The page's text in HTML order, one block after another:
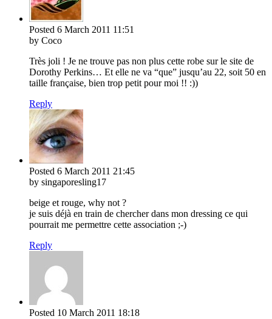
Posted 6 March 2011 11:51
by Coco
Très joli ! Je ne trouve pas non plus cette robe sur le site de
Dorothy Perkins… Et elle ne va “que” jusqu’au 22, soit 50 en
taille française, bien trop petit pour moi !! :))
Reply
Posted 6 March 2011 21:45
by singaporesling17
beige et rouge, why not ?
je suis déjà en train de chercher dans mon dressing ce qui
pourrait me permettre cette association ;-)
Reply
Posted 10 March 2011 18:18